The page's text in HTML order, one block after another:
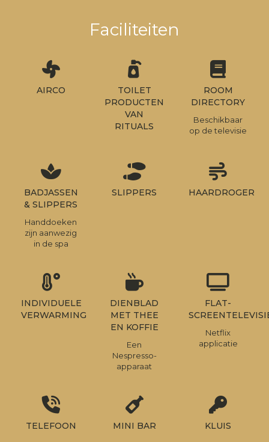
Faciliteiten
AIRCO
TOILET
PRODUCTEN
VAN
RITUALS
ROOM
DIRECTORY
Beschikbaar
op de televisie
BADJASSEN
& SLIPPERS
Handdoeken
zijn aanwezig
in de spa
SLIPPERS HAARDROGER
INDIVIDUELE
VERWARMING
DIENBLAD
MET THEE
EN KOFFIE
Een
Nespresso-
apparaat
FLAT-
Netflix
applicatie
TELEFOON MINI BAR KLUIS